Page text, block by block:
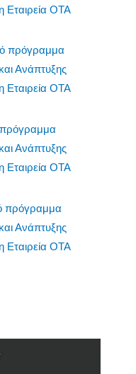
Εταιρεία ΟΤΑ
πρόγραμμα
Ανάπτυξης
Εταιρεία ΟΤΑ
πρόγραμμα
Ανάπτυξης
Εταιρεία ΟΤΑ
πρόγραμμα
Ανάπτυξης
Εταιρεία ΟΤΑ